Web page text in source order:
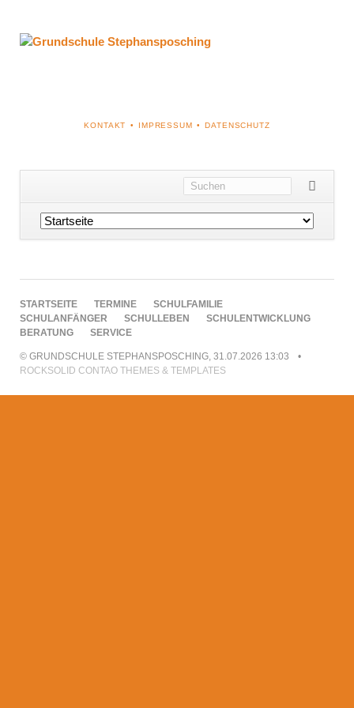
NAVIGATION
KONTAKT IMPRESSUM DATENSCHUTZ
Navigation
überspringen
NAVIGATION
ÜBERSPRINGEN
STARTSEITE TERMINE
SCHULFAMILIE
SCHULANFÄNGER
SCHULLEBEN
SCHULENTWICKLUNG
BERATUNG
SERVICE
© GRUNDSCHULE STEPHANSPOSCHING, 31.07.2026 13:03
ROCKSOLID CONTAO THEMES & TEMPLATES